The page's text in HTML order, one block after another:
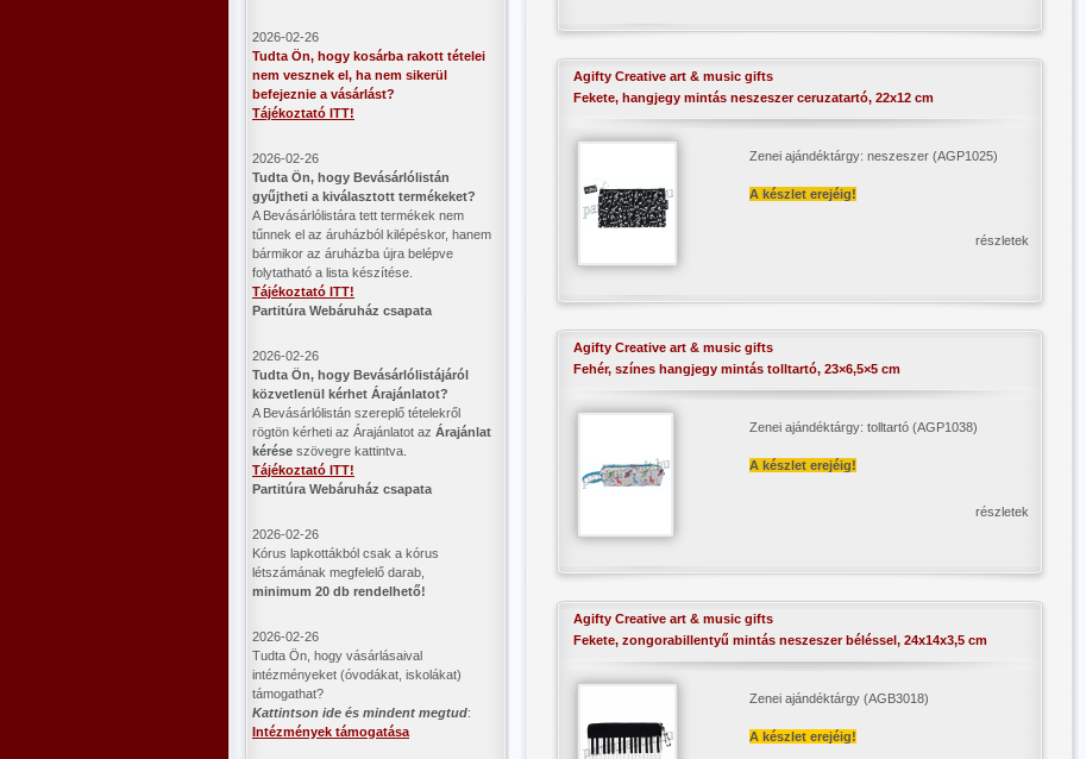
2026-02-26
Tudta Ön, hogy kosárba rakott tételei
nem vesznek el, ha nem sikerül
befejeznie a vásárlást?
Tájékoztató ITT!
2026-02-26
​Tudta Ön, hogy Bevásárlólistán
gyűjtheti a kiválasztott termékeket?
A Bevásárlólistára tett termékek nem
tűnnek el az áruházból kilépéskor, hanem
bármikor az áruházba újra belépve
folytatható a lista készítése.
Tájékoztató ITT!
Partitúra Webáruház csapata
2026-02-26
​Tudta Ön, hogy Bevásárlólistájáról
közvetlenül kérhet Árajánlatot?
A Bevásárlólistán szereplő tételekről
rögtön kérheti az Árajánlatot az Árajánlat
kérése szövegre kattintva.
Tájékoztató ITT!
Partitúra Webáruház csapata
2026-02-26
Kórus lapkottákból csak a kórus
létszámának megfelelő darab,
minimum 20 db rendelhető!
2026-02-26
Tudta Ön, hogy vásárlásaival
intézményeket (óvodákat, iskolákat)
támogathat?
Kattintson ide és mindent megtud:
Intézmények támogatása
Agifty Creative art & music gifts
Fekete, hangjegy mintás neszeszer ceruzatartó, 22x12 cm
Zenei ajándéktárgy: neszeszer (AGP1025)
A készlet erejéig!
részletek
Agifty Creative art & music gifts
Fehér, színes hangjegy mintás tolltartó, 23×6,5×5 cm
Zenei ajándéktárgy: tolltartó (AGP1038)
A készlet erejéig!
részletek
Agifty Creative art & music gifts
Fekete, zongorabillentyű mintás neszeszer béléssel, 24x14x3,5 cm
Zenei ajándéktárgy (AGB3018)
A készlet erejéig!